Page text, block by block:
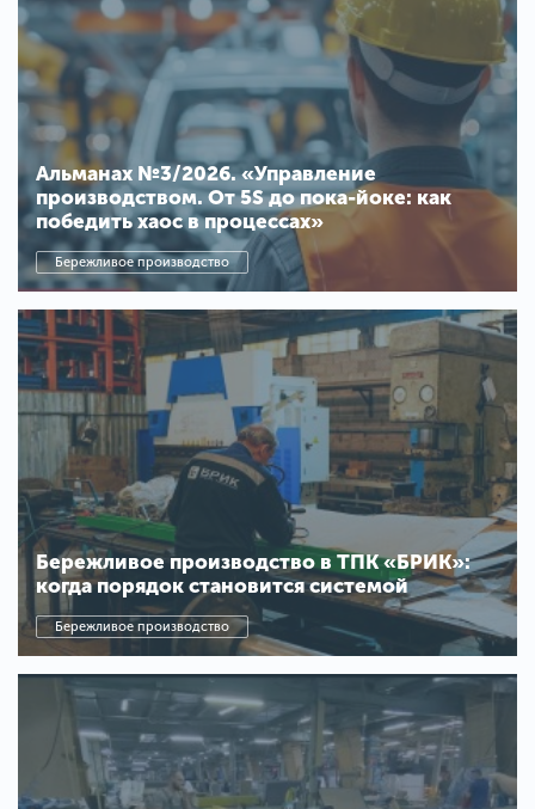
Альманах №3/2026. «Управление
производством. От 5S до пока-йоке: как
победить хаос в процессах»
Бережливое производство
Бережливое производство в ТПК «БРИК»:
когда порядок становится системой
Бережливое производство